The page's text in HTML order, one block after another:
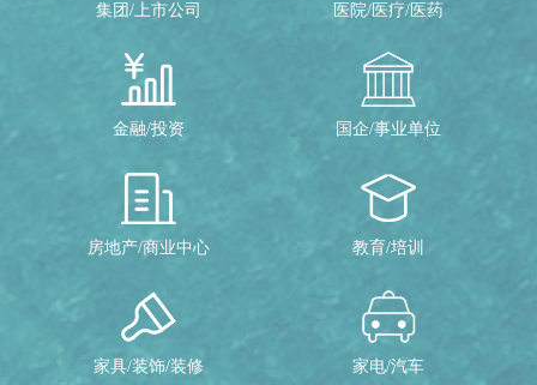
集团/上市公司 医院/医疗/医药
金融/投资 国企/事业单位
房地产/商业中心 教育/培训
家具/装饰/装修 家电/汽车